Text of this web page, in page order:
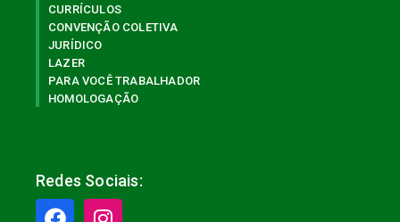
CURRÍCULOS
CONVENÇÃO COLETIVA
JURÍDICO
LAZER
PARA VOCÊ TRABALHADOR
HOMOLOGAÇÃO
Redes Sociais: